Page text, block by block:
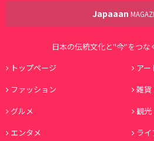
Japaaan
日本の伝統文化と"今"をつな
トップページ
アー
ファッション
雑貨
グルメ
観
エンタメ
ライ